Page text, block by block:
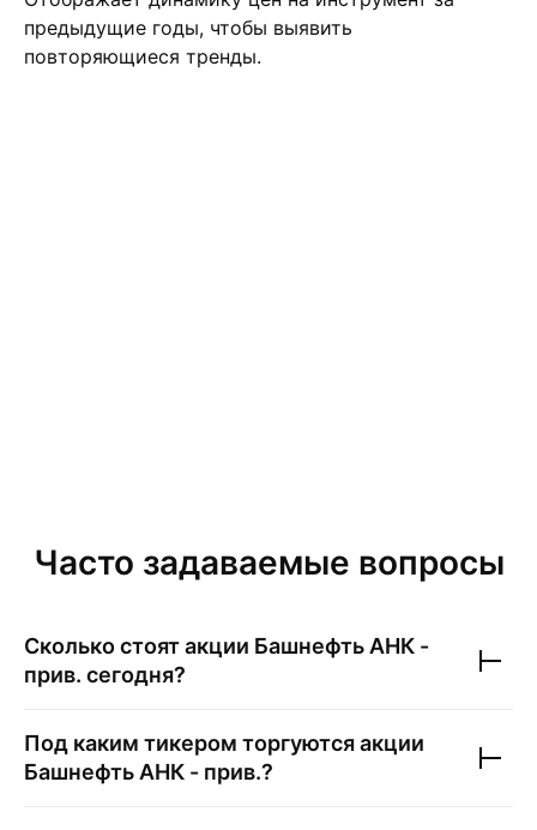
предыдущие годы, чтобы выявить
повторяющиеся тренды.
Часто задаваемые вопросы
Сколько стоят акции Башнефть АНК -
прив. сегодня?
Под каким тикером торгуются акции
Башнефть АНК - прив.?